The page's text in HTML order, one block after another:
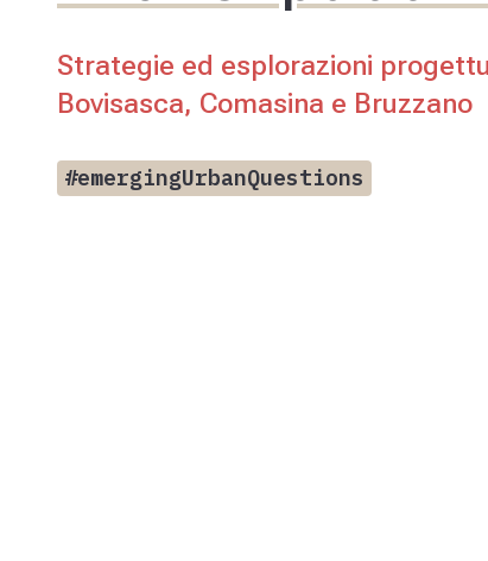
Strategie ed esplorazioni
Bovisasca, Comasina e Bruzzano
#emergingUrbanQuestions